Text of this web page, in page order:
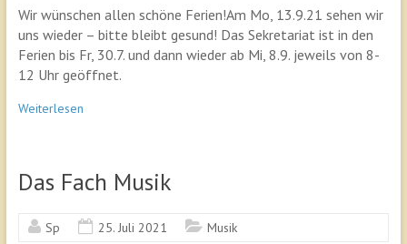
Wir wünschen allen schöne Ferien!Am Mo, 13.9.21 sehen wir
uns wieder – bitte bleibt gesund! Das Sekretariat ist in den
Ferien bis Fr, 30.7. und dann wieder ab Mi, 8.9. jeweils von 8-
12 Uhr geöffnet.
Weiterlesen
Das Fach Musik
Sp 25. Juli 2021 Musik